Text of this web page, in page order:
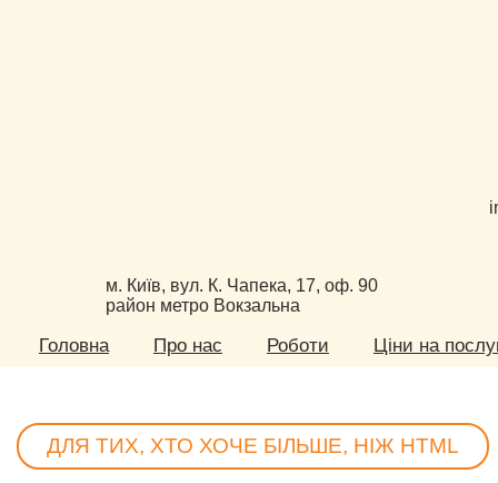
м. Київ, вул. К. Чапека, 17, оф. 90
район метро Вокзальна
Головна Про нас Роботи Ціни на
ДЛЯ ТИХ, ХТО ХОЧЕ БІЛЬШЕ, НІЖ HTML